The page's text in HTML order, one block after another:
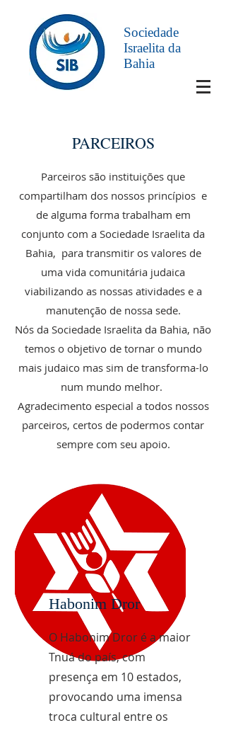
Sociedade
Israelita da
Bahia
PARCEIROS
Parceiros são instituições que
compartilham dos nossos princípios e
de alguma forma trabalham em
conjunto com a Sociedade Israelita da
Bahia, para transmitir os valores de
uma vida comunitária judaica
viabilizando as nossas atividades e a
manutenção de nossa sede.
Nós da Sociedade Israelita da Bahia, não
temos o objetivo de tornar o mundo
mais judaico mas sim de transforma-lo
num mundo melhor.
Agradecimento especial a todos nossos
parceiros, certos de podermos contar
sempre com seu apoio.
Habonim Dror
O Habonim Dror é a maior
Tnuá do país, com
presença em 10 estados,
provocando uma imensa
troca cultural entre os